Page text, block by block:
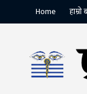
Home हाम्रो